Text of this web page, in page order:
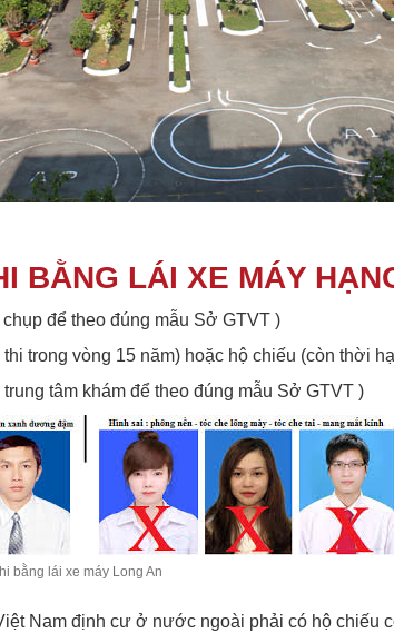
BẰNG LÁI XE MÁY
để theo đúng mẫu Sở GTVT )
trong vòng 15 năm) hoặc hộ chiếu (còn thời
tâm khám để theo đúng mẫu Sở GTVT )
bằng lái xe máy Long An
Nam định cư ở nước ngoài phải có hộ chiếu